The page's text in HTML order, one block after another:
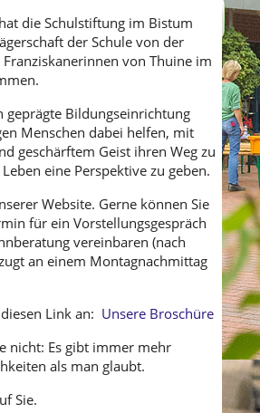
die Schulstiftung im Bistum
der Schule von der
von Thuine im
geprägte Bildungseinrichtung
Menschen dabei helfen, mit
geschärftem Geist ihren Weg zu
eine Perspektive zu geben.
Website. Gerne können Sie
für ein Vorstellungsgespräch
vereinbaren (nach
an einem Montagnachmittag
Link an: Unsere Broschüre
nicht: Es gibt immer mehr
als man glaubt.
Sie.